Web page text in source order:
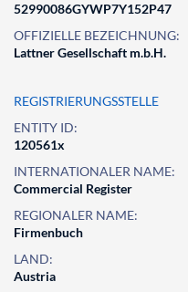
52990086GYWP7Y152P47
OFFIZIELLE BEZEICHNUNG:
Lattner Gesellschaft m.b.H.
REGISTRIERUNGSSTELLE
ENTITY ID:
120561x
INTERNATIONALER NAME:
Commercial Register
REGIONALER NAME:
Firmenbuch
LAND:
Austria